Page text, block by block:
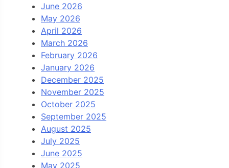
June 2026
May 2026
April 2026
March 2026
February 2026
January 2026
December 2025
November 2025
October 2025
September 2025
August 2025
July 2025
June 2025
May 2025